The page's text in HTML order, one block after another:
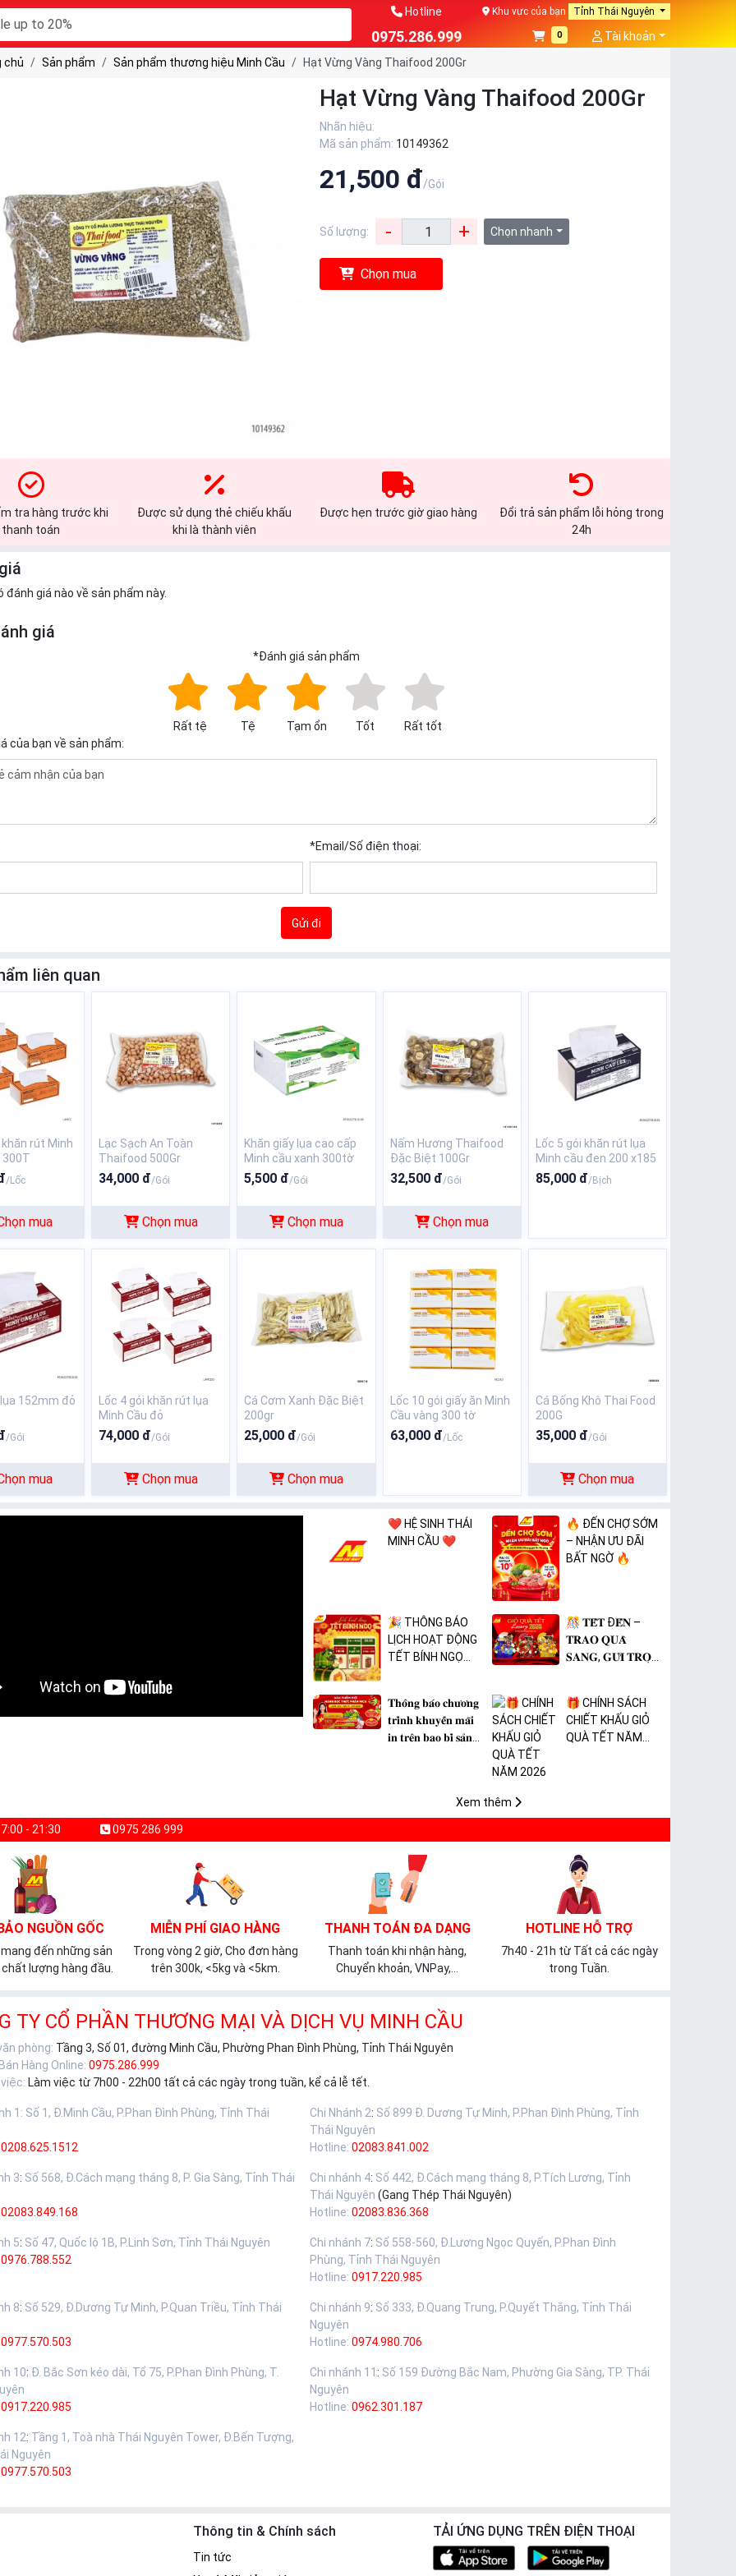
Hotline
0975.286.999
Khu vực của bạn Tỉnh Thái Nguyên
0 Tài khoản
chủ Sản phẩm Sản phẩm thương hiệu Minh Cầu Hạt Vừng Vàng Thaifood 200Gr
Hạt Vừng Vàng Thaifood 200Gr
Nhãn hiệu:
Mã sản phẩm: 10149362
21,500 đ/Gói
Số lượng: - + Chọn nhanh
Chọn mua
tra hàng trước khi
thanh toán
Được sử dụng thẻ chiếu khấu
khi là thành viên
Được hẹn trước giờ giao hàng
Đổi trả sản phẩm lỗi hỏng trong
24h
đánh giá nào về sản phẩm này.
giá
*Đánh giá sản phẩm
Rất tệ Tệ Tạm ổn Tốt
Rất tốt
của bạn về sản phẩm:
*Email/Số điện thoại:
Gửi đi
liên quan
khăn rút Minh
300T
/Lốc
mua
Lạc Sạch An Toàn
Thaifood 500Gr
34,000 đ/Gói
Chọn mua
Khăn giấy lụa cao cấp
Minh cầu xanh 300tờ
5,500 đ/Gói
Chọn mua
Nấm Hương Thaifood
Đặc Biệt 100Gr
32,500 đ/Gói
Chọn mua
Lốc 5 gói khăn rút lụa
Minh cầu đen 200 x185
x 280 tờ
85,000 đ/Bịch
152mm đỏ
/Gói
mua
Lốc 4 gói khăn rút lụa
Minh Cầu đỏ
200x185x280 tờ
74,000 đ/Gói
Chọn mua
Cá Cơm Xanh Đặc Biệt
200gr
25,000 đ/Gói
Chọn mua
Lốc 10 gói giấy ăn Minh
Cầu vàng 300 tờ
63,000 đ/Lốc
Cá Bống Khô Thai Food
200G
35,000 đ/Gói
Chọn mua
❤️ HỆ SINH THÁI
MINH CẦU ❤️
🔥 ĐẾN CHỢ SỚM
– NHẬN ƯU ĐÃI
BẤT NGỜ 🔥
🎉 THÔNG BÁO
LỊCH HOẠT ĐỘNG
TẾT BÍNH NGỌ
🎊 𝐓𝐄̂́𝐓 Đ𝐄̂́𝐍 –
𝐓𝐑𝐀𝐎 𝐐𝐔𝐀̀
𝐒𝐀𝐍𝐆, 𝐆𝐔̛̉𝐈 𝐓𝐑𝐎̣𝐍
𝐓𝐡𝐨̂𝐧𝐠 𝐛𝐚́𝐨 𝐜𝐡𝐮̛𝐨̛𝐧𝐠
𝐭𝐫𝐢̀𝐧𝐡 𝐤𝐡𝐮𝐲𝐞̂́𝐧 𝐦𝐚̃𝐢
𝐢𝐧 𝐭𝐫𝐞̂𝐧 𝐛𝐚𝐨 𝐛𝐢̀ 𝐬𝐚̉𝐧
🎁 CHÍNH SÁCH
CHIẾT KHẤU GIỎ
QUÀ TẾT NĂM
Xem thêm
- 21:30 0975 286 999
NGUỒN GỐC
đến những sản
lượng hàng đầu.
MIỄN PHÍ GIAO HÀNG
Trong vòng 2 giờ, Cho đơn hàng
trên 300k, <5kg và <5km.
THANH TOÁN ĐA DẠNG
Thanh toán khi nhận hàng,
Chuyển khoản, VNPay,...
HOTLINE HỖ TRỢ
7h40 - 21h từ Tất cả các ngày
trong Tuần.
TY CỔ PHẦN THƯƠNG MẠI VÀ DỊCH VỤ MINH CẦU
phòng: Tầng 3, Số 01, đường Minh Cầu, Phường Phan Đình Phùng, Tỉnh Thái Nguyên
Hàng Online: 0975.286.999
Làm việc từ 7h00 - 22h00 tất cả các ngày trong tuần, kể cả lễ tết.
1 : Số 1, Đ.Minh Cầu, P.Phan Đình Phùng, Tỉnh Thái
0208.625.1512
Chi Nhánh 2: Số 899 Đ. Dương Tự Minh, P.Phan Đình Phùng, Tỉnh
Thái Nguyên
Hotline: 02083.841.002
3: Số 568, Đ.Cách mạng tháng 8, P. Gia Sàng, Tỉnh Thái
02083.849.168
Chi nhánh 4: Số 442, Đ.Cách mạng tháng 8, P.Tích Lương, Tỉnh
Thái Nguyên (Gang Thép Thái Nguyên)
Hotline: 02083.836.368
5: Số 47, Quốc lộ 1B, P.Linh Sơn, Tỉnh Thái Nguyên
0976.788.552
Chi nhánh 7: Số 558-560, Đ.Lương Ngọc Quyến, P.Phan Đình
Phùng, Tỉnh Thái Nguyên
Hotline: 0917.220.985
8: Số 529, Đ.Dương Tự Minh, P.Quan Triều, Tỉnh Thái
0977.570.503
Chi nhánh 9: Số 333, Đ.Quang Trung, P.Quyết Thắng, Tỉnh Thái
Nguyên
Hotline: 0974.980.706
10: Đ. Bắc Sơn kéo dài, Tổ 75, P.Phan Đình Phùng, T.
0917.220.985
Chi nhánh 11 : Số 159 Đường Bắc Nam, Phường Gia Sàng, TP. Thái
Nguyên
Hotline: 0962.301.187
12: Tầng 1, Toà nhà Thái Nguyên Tower, Đ.Bến Tượng,
Nguyên
0977.570.503
Thông tin & Chính sách
Tin tức
TẢI ỨNG DỤNG TRÊN ĐIỆN THOẠI